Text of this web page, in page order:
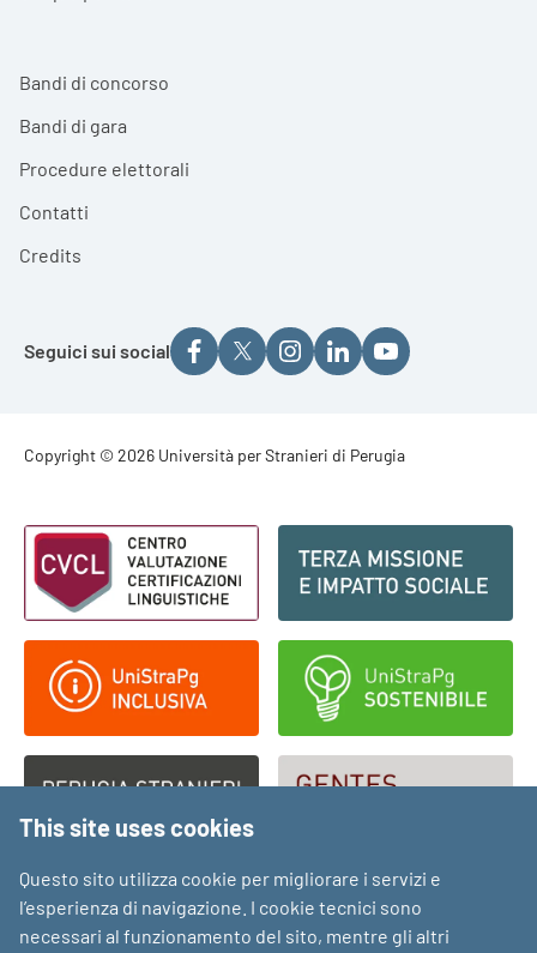
Bandi di concorso
Bandi di gara
Procedure elettorali
Contatti
Credits
Seguici sui social
Footer - Copyright
Copyright © 2026 Università per Stranieri di Perugia
Footer - Loghi
This site uses cookies
Questo sito utilizza cookie per migliorare i servizi e
l’esperienza di navigazione. I cookie tecnici sono
necessari al funzionamento del sito, mentre gli altri